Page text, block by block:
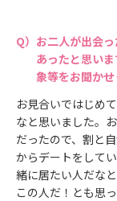
お二人が出会
あったと思い
象等をお聞かせ
お見合いではじめ
なと思いました。
だったので、割と
からデートをして
緒に居たい人だな
この人だ！とも思